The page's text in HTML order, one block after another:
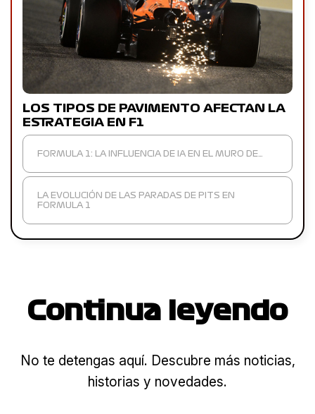
LOS TIPOS DE PAVIMENTO AFECTAN LA
ESTRATEGIA EN F1
FORMULA 1: LA INFLUENCIA DE IA EN EL MURO DE…
LA EVOLUCIÓN DE LAS PARADAS DE PITS EN
FORMULA 1
Continua leyendo
No te detengas aquí. Descubre más noticias,
historias y novedades.